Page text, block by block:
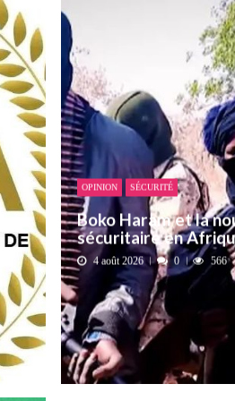
honorer son ancien leader 2 AOÛT
de création des journaux en ligne...
en Afrique de l’Ouest et du Ce... 4
un dividende ni une quelconque plus-...
OPINION SÉCURITÉ
Boko Haram et la
sécuritaire en
4 août 2026 0 566